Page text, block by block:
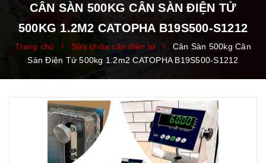
CÂN SÀN 500KG CÂN SÀN ĐIỆN TỬ
500KG 1.2M2 CATOPHA B19S500-S1212
Trang chủ Sửa chữa cân điện tử
Cân Sàn 500kg Cân
Sàn Điện Tử 500kg 1.2m2 CATOPHA B19S500-S1212